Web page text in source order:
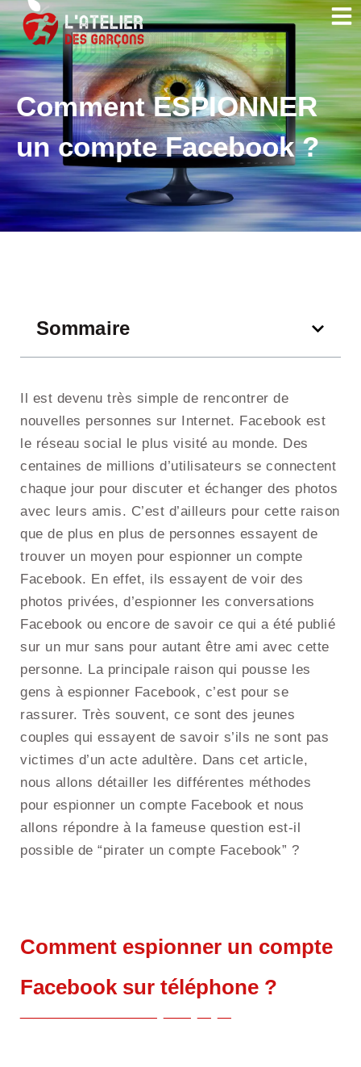
Comment ESPIONNER
un compte Facebook ?
Sommaire
Il est devenu très simple de rencontrer de
nouvelles personnes sur Internet. Facebook est
le réseau social le plus visité au monde. Des
centaines de millions d’utilisateurs se connectent
chaque jour pour discuter et échanger des photos
avec leurs amis. C’est d’ailleurs pour cette raison
que de plus en plus de personnes essayent de
trouver un moyen pour espionner un compte
Facebook. En effet, ils essayent de voir des
photos privées, d’espionner les conversations
Facebook ou encore de savoir ce qui a été publié
sur un mur sans pour autant être ami avec cette
personne. La principale raison qui pousse les
gens à espionner Facebook, c’est pour se
rassurer. Très souvent, ce sont des jeunes
couples qui essayent de savoir s’ils ne sont pas
victimes d’un acte adultère. Dans cet article,
nous allons détailler les différentes méthodes
pour espionner un compte Facebook et nous
allons répondre à la fameuse question est-il
possible de “pirater un compte Facebook” ?
Comment espionner un compte
Facebook sur téléphone ?